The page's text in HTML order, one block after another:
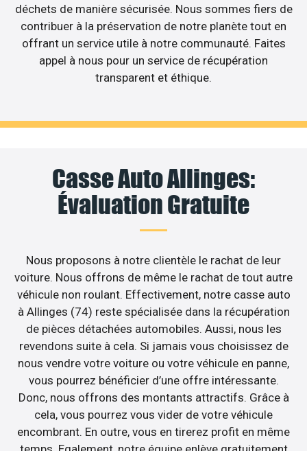
déchets de manière sécurisée. Nous sommes fiers de
contribuer à la préservation de notre planète tout en
offrant un service utile à notre communauté. Faites
appel à nous pour un service de récupération
transparent et éthique.
Casse Auto Allinges:
Évaluation Gratuite
Nous proposons à notre clientèle le rachat de leur
voiture. Nous offrons de même le rachat de tout autre
véhicule non roulant. Effectivement, notre casse auto
à Allinges (74) reste spécialisée dans la récupération
de pièces détachées automobiles. Aussi, nous les
revendons suite à cela. Si jamais vous choisissez de
nous vendre votre voiture ou votre véhicule en panne,
vous pourrez bénéficier d’une offre intéressante.
Donc, nous offrons des montants attractifs. Grâce à
cela, vous pourrez vous vider de votre véhicule
encombrant. En outre, vous en tirerez profit en même